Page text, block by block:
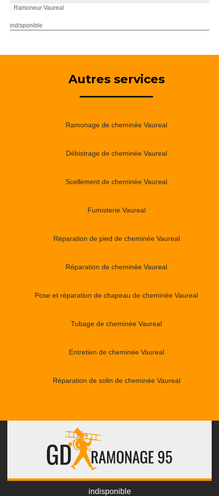
Ramoneur Vaureal
indisponible
Autres services
Ramonage de cheminée Vaureal
Débistrage de cheminée Vaureal
Scellement de cheminée Vaureal
Fumisterie Vaureal
Réparation de pied de cheminée Vaureal
Réparation de cheminée Vaureal
Pose et réparation de chapeau de cheminée Vaureal
Tubage de cheminée Vaureal
Entretien de cheminée Vaureal
Réparation de solin de cheminée Vaureal
indisponible